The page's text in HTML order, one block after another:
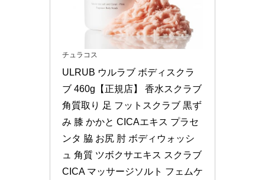
チュラコス
ULRUB ウルラブ ボディスクラ
ブ 460g【正規店】 香水スクラブ
角質取り 足 フットスクラブ 黒ず
み 膝 かかと CICAエキス プラセ
ンタ 脇 お尻 肘 ボディウォッシ
ュ 角質 ツボクサエキス スクラブ
CICA マッサージソルト フェムケ